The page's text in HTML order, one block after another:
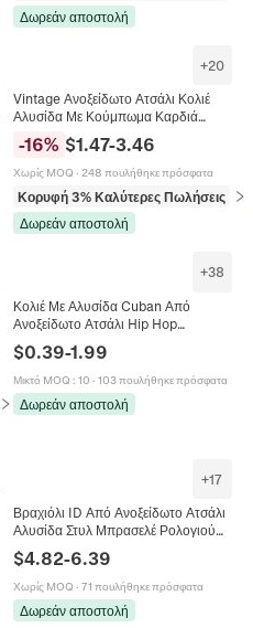
Δωρεάν αποστολή
+20
Vintage Ανοξείδωτο Ατσάλι Κολιέ
Αλυσίδα Με Κούμπωμα Καρδιά
Καραμπίνερ Και Στρογγυλό Ελατήριο
18K Επιχρυσωμένο Κοσμήματα
-16% $1.47-3.46
Χωρίς MOQ · 248 πουλήθηκε πρόσφατα
Κορυφή 3% Καλύτερες Πωλήσεις
σε
Δωρεάν αποστολή
σε Ανδρικά βραχιόλια
+38
Κολιέ Με Αλυσίδα Cuban Από
Ανοξείδωτο Ατσάλι Hip Hop
Γεωμετρικά Κοσμήματα
$0.39-1.99
Μικτό MOQ : 10 · 103 πουλήθηκε πρόσφατα
Δωρεάν αποστολή
+17
Βραχιόλι ID Από Ανοξείδωτο Ατσάλι
Αλυσίδα Στυλ Μπρασελέ Ρολογιού
Με Γυαλισμένη Πλάκα Για Άνδρες
$4.82-6.39
Χωρίς MOQ · 71 πουλήθηκε πρόσφατα
Δωρεάν αποστολή